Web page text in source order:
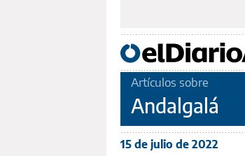
Artículos sobre
Andalgalá
15 de julio de 2022